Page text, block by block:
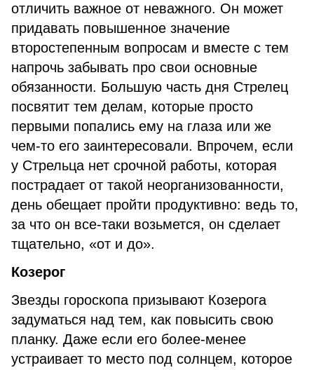
отличить важное от неважного. Он может
придавать повышенное значение
второстепенным вопросам и вместе с тем
напрочь забывать про свои основные
обязанности. Большую часть дня Стрелец
посвятит тем делам, которые просто
первыми попались ему на глаза или же
чем-то его заинтересовали. Впрочем, если
у Стрельца нет срочной работы, которая
пострадает от такой неорганизованности,
день обещает пройти продуктивно: ведь то,
за что он все-таки возьмется, он сделает
тщательно, «от и до».
Козерог
Звезды гороскопа призывают Козерога
задуматься над тем, как повысить свою
планку. Даже если его более-менее
устраивает то место под солнцем, которое